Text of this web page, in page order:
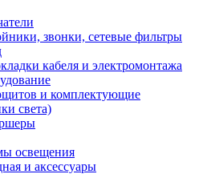
звонки, сетевые фильтры
кабеля и электромонтажа
и комплектующие
света)
освещения
и аксессуары